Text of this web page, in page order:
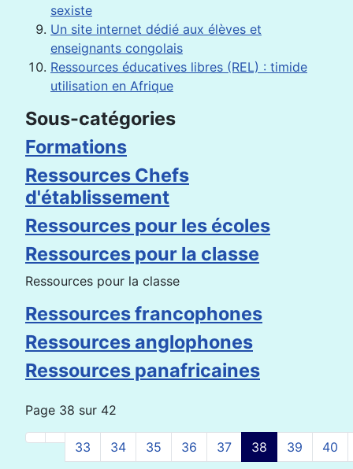
sexiste
Un site internet dédié aux élèves et
enseignants congolais
Ressources éducatives libres (REL) : timide
utilisation en Afrique
Sous-catégories
Formations
Ressources Chefs
d'établissement
Ressources pour les écoles
Ressources pour la classe
Ressources pour la classe
Ressources francophones
Ressources anglophones
Ressources panafricaines
Page 38 sur 42
33 34 35 36 37 38 39 40